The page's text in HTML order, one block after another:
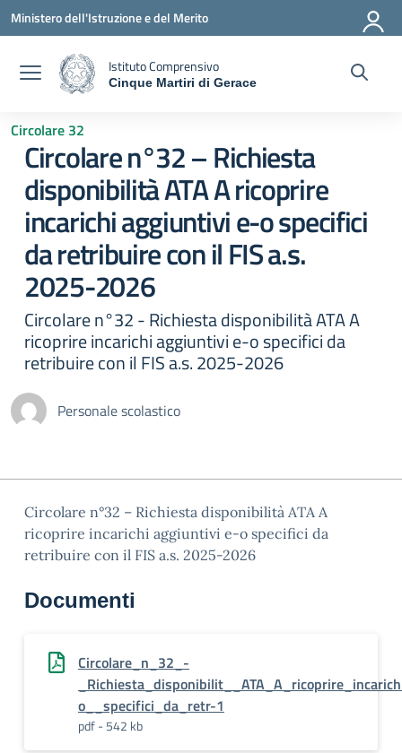
Vai ai contenuti
Vai al menu di navigazione
Vai al footer
Ministero dell'Istruzione e del Merito
Istituto Comprensivo
Cinque Martiri di Gerace
Circolare 32
Circolare n°32 – Richiesta
disponibilità ATA A ricoprire
incarichi aggiuntivi e-o specifici
da retribuire con il FIS a.s.
2025-2026
Circolare n°32 - Richiesta disponibilità ATA A
ricoprire incarichi aggiuntivi e-o specifici da
retribuire con il FIS a.s. 2025-2026
Personale scolastico
Circolare n°32 – Richiesta disponibilità ATA A
ricoprire incarichi aggiuntivi e-o specifici da
retribuire con il FIS a.s. 2025-2026
Documenti
Circolare_n_32_-
o__specifici_da_retr-1
pdf - 542 kb